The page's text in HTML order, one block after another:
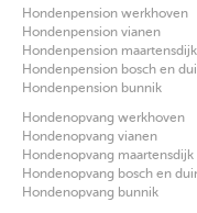
Hondenpension werkhoven
Hondenpension vianen
Hondenpension maartensdijk
Hondenpension bosch en
Hondenpension bunnik
Hondenopvang werkhoven
Hondenopvang vianen
Hondenopvang maartensdijk
Hondenopvang bosch en
Hondenopvang bunnik